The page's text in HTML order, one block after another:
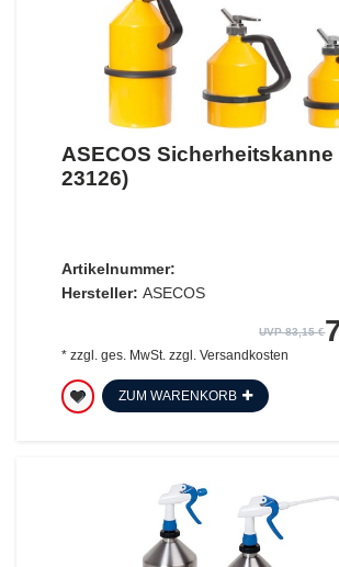
ASECOS Sicherheitskanne
23126)
Artikelnummer:
Hersteller: ASECOS
UVP 83,15 €
* zzgl. ges. MwSt.zzgl. Versandkosten
ZUM WARENKORB